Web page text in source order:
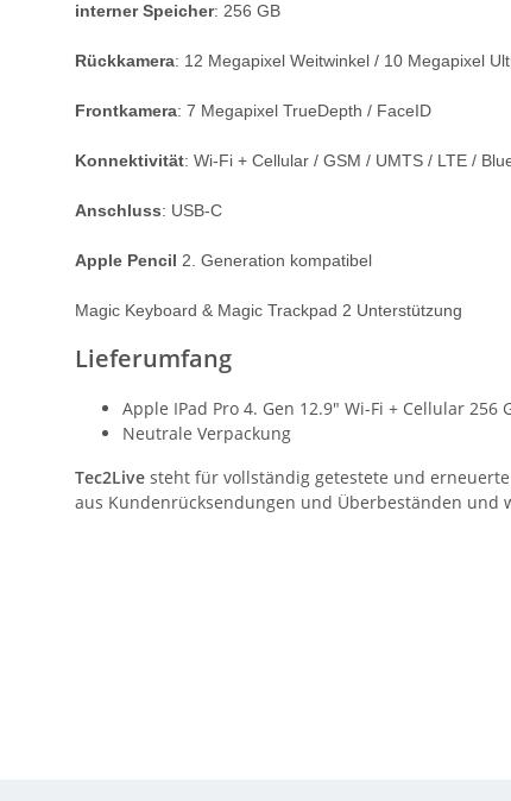
interner Speicher: 256 GB
Rückkamera: 12 Megapixel Weitwinkel / 10 Megapixel
Frontkamera: 7 Megapixel TrueDepth / FaceID
Konnektivität: Wi-Fi + Cellular / GSM / UMTS / LTE /
Anschluss: USB-C
Apple Pencil 2. Generation kompatibel
Magic Keyboard & Magic Trackpad 2 Unterstützung
Lieferumfang
Apple IPad Pro 4. Gen 12.9" Wi-Fi + Cellular 256
Neutrale Verpackung
Tec2Live steht für vollständig getestete und
aus Kundenrücksendungen und Überbeständen